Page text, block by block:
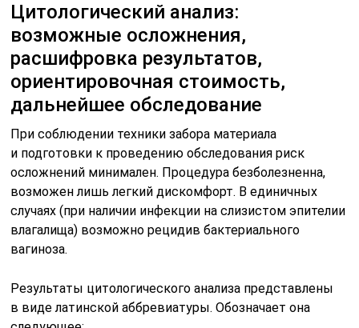
Цитологический анализ:
возможные осложнения,
расшифровка результатов,
ориентировочная стоимость,
дальнейшее обследование
При соблюдении техники забора материала
и подготовки к проведению обследования риск
осложнений минимален. Процедура безболезненна,
возможен лишь легкий дискомфорт. В единичных
случаях (при наличии инфекции на слизистом эпителии
влагалища) возможно рецидив бактериального
вагиноза.
Результаты цитологического анализа представлены
в виде латинской аббревиатуры. Обозначает она